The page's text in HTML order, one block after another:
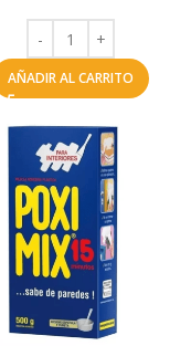
AÑADIR AL CARRITO